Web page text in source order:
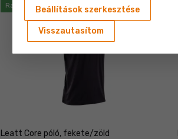
Raktáron > 2 db
Leatt Core póló, fekete/zöld
Beállítások szerkesztése
Visszautasítom